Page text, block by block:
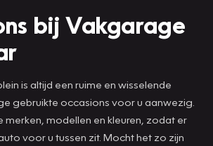
bij Vakgarage
is altijd een ruime en wisselende
gebruikte occasions voor u aanwezig.
merken, modellen en kleuren, zodat er
voor u tussen zit. Mocht het zo zijn